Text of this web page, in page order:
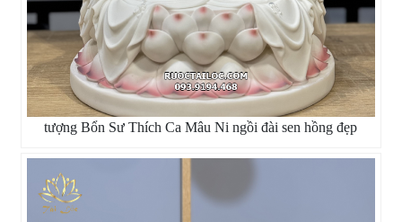
tượng Bổn Sư Thích Ca Mâu Ni ngồi đài sen hồng đẹp